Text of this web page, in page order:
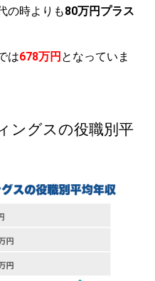
の時よりも80万円プラス
は678万円 となっていま
ングスの役職別平